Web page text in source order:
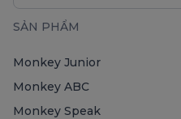
SẢN PHẨM
Monkey Junior
Monkey ABC
Monkey Speak